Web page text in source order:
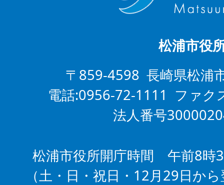
松浦市役
〒859-4598 長崎県松浦
電話:0956-72-1111 ファ
法人番号
松浦市役所開庁時間 午前8時
（土・日・祝日・12月29日か